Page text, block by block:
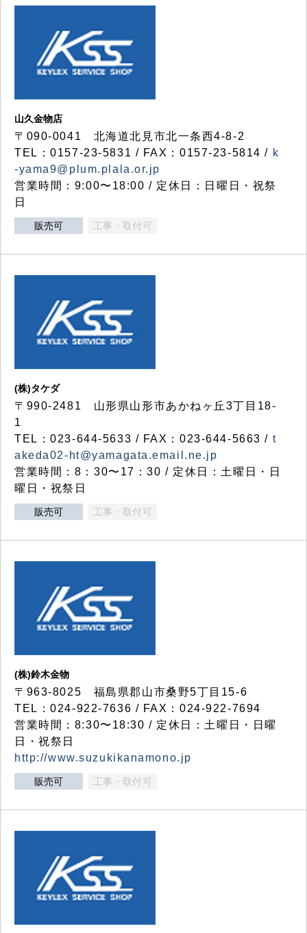
山久金物店
〒090-0041 北海道北見市北一条西4-8-2
TEL：0157-23-5831 / FAX：0157-23-5814 / k
-yama9@plum.plala.or.jp
営業時間：9:00〜18:00 / 定休日：日曜日・祝祭
日
販売可 工事・取付可
(株)タケダ
〒990-2481 山形県山形市あかねヶ丘3丁目18-
1
TEL：023-644-5633 / FAX：023-644-5663 / t
akeda02-ht@yamagata.email.ne.jp
営業時間：8：30〜17：30 / 定休日：土曜日・日
曜日・祝祭日
販売可 工事・取付可
(株)鈴木金物
〒963-8025 福島県郡山市桑野5丁目15-6
TEL：024-922-7636 / FAX：024-922-7694
営業時間：8:30〜18:30 / 定休日：土曜日・日曜
日・祝祭日
http://www.suzukikanamono.jp
販売可 工事・取付可